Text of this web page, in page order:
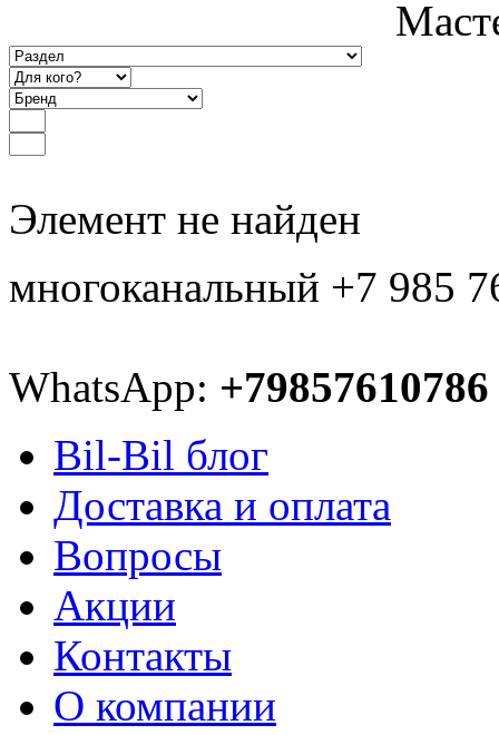
Элемент не найден
многоканальный +7 985
WhatsApp: +79857610786
Bil-Bil блог
Доставка и оплата
Вопросы
Акции
Контакты
О компании